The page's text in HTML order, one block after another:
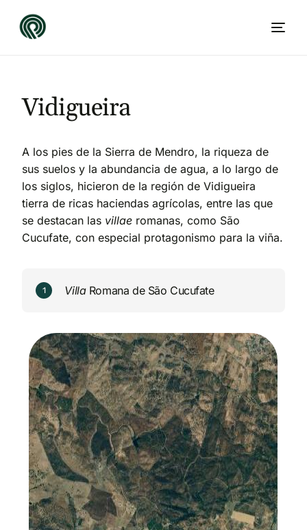
Vidigueira
A los pies de la Sierra de Mendro, la riqueza de
sus suelos y la abundancia de agua, a lo largo de
los siglos, hicieron de la región de Vidigueira
tierra de ricas haciendas agrícolas, entre las que
se destacan las villae romanas, como São
Cucufate, con especial protagonismo para la viña.
1 Villa Romana de São Cucufate
ES